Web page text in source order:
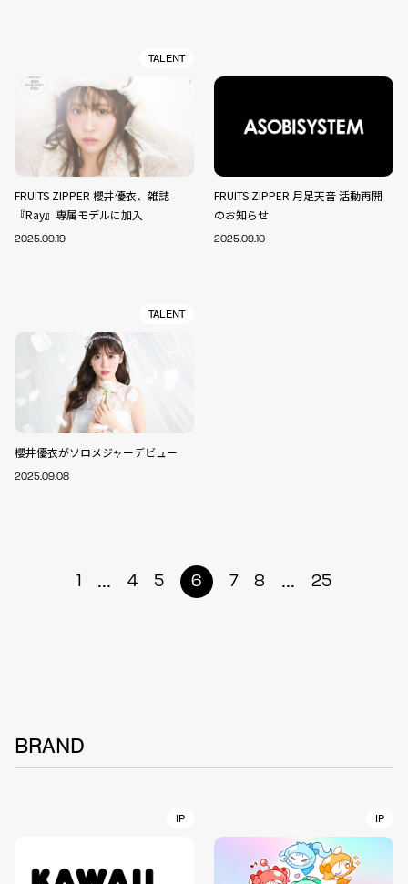
TALENT
FRUITS ZIPPER 櫻井優衣、雑誌
『Ray』専属モデルに加入
2025.09.19
FRUITS ZIPPER 月足天音 活動再開
のお知らせ
2025.09.10
TALENT
櫻井優衣がソロメジャーデビュー
2025.09.08
1 ... 4 5 6 7 8 ... 25
BRAND
IP IP